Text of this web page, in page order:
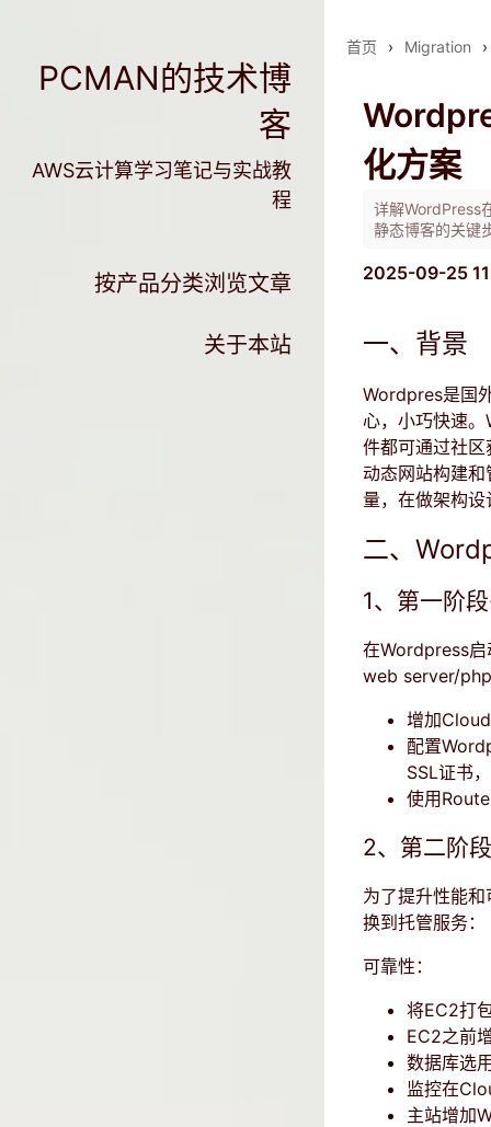
首页 › Migration ›
化方案
详解WordPress
静态博客的关键
2025-09-25
一、背景
Wordpres是国
心，小巧快速
件都可通过社
动态网站构建
量，在做架构
二、
1、第一阶
在Wordpress
web server/
增加
配置
SSL证书
使用
2、第二阶
为了提升性能
换到托管服务：
可靠性：
将EC2打
EC2之前
数据库选
监控在
主站增加
PCMAN的技术博
客
AWS云计算学习笔记与实战教
程
按产品分类浏览文章
关于本站